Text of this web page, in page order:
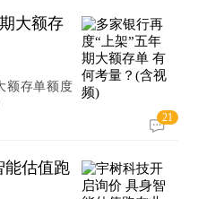
大额存
额存单额度
21
能估值跑